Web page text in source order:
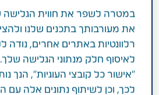
200 MG <br> TENOFOVIR
( AS PHOSPHATE ) 245 MG
תחום טיפול
מחלות זיהומיות ו-HIV
במטרה לשפר את חווית הגלישה
את מעורבותך בתכנים שלנו
רלוונטיות באתרים אחרים, נודה
לאיסוף חלק מנתוני הגלישה
"אישור כל קובצי העוגיות", הנך
לכך, וכן לשיתוף נתונים אלה עם